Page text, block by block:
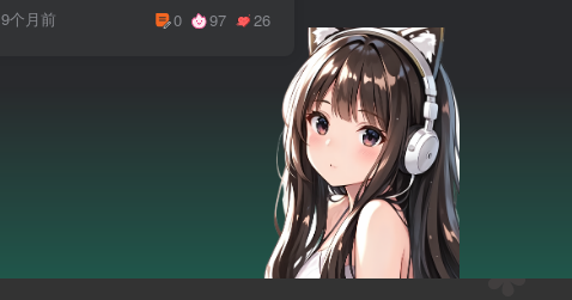
9个月前 0 97 26